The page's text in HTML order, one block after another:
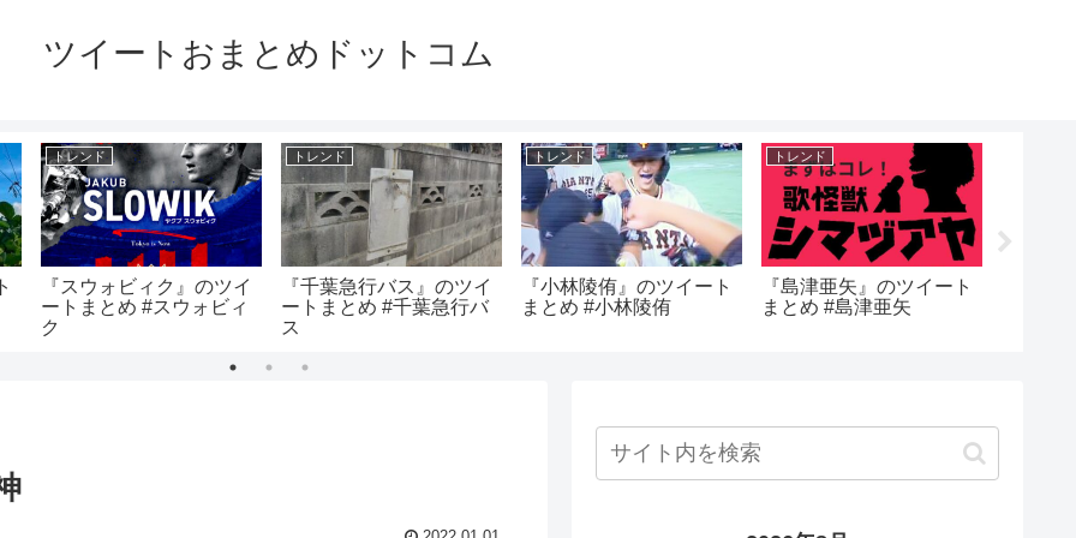
ツイートおまとめドットコム
トレンド
『スウォビィク』のツイ
ートまとめ #スウォビィ
ク
トレンド
『千葉急行バス』のツイ
ートまとめ #千葉急行バ
ス
トレンド
『小林陵侑』のツイート
まとめ #小林陵侑
トレンド
『島津亜矢』のツイート
まとめ #島津亜矢